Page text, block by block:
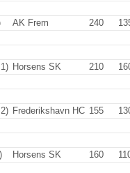
AK Frem 240
Horsens SK 210
Frederikshavn HC 155
Horsens SK 160